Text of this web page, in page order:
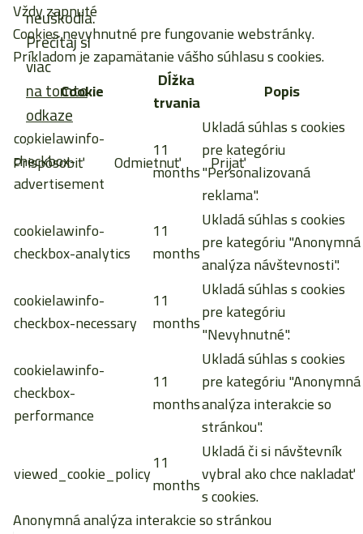
neuškodia.
Prečítaj si
viac
na tomto
odkaze
.
Prispôsobiť Odmietnuť Prijať
Vždy zapnuté
Cookies nevyhnutné pre fungovanie webstránky.
Príkladom je zapamätanie vášho súhlasu s cookies.
Cookie
Dĺžka
trvania
Popis
cookielawinfo-
checkbox-
advertisement
11
months
Ukladá súhlas s cookies
pre kategóriu
"Personalizovaná
reklama".
cookielawinfo-
checkbox-analytics
11
months
Ukladá súhlas s cookies
pre kategóriu "Anonymná
analýza návštevnosti".
cookielawinfo-
checkbox-necessary
11
months
Ukladá súhlas s cookies
pre kategóriu
"Nevyhnutné".
cookielawinfo-
checkbox-
performance
11
months
Ukladá súhlas s cookies
pre kategóriu "Anonymná
analýza interakcie so
stránkou".
viewed_cookie_policy11
months
Ukladá či si návštevník
vybral ako chce nakladať
s cookies.
Anonymná analýza interakcie so stránkou